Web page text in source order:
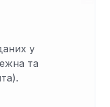
у
та